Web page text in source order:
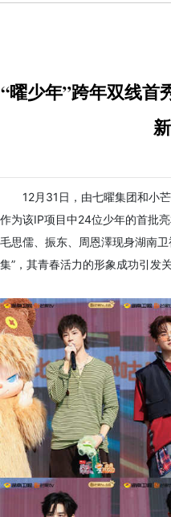
“曜少年”跨年双线首
12月31日，由七曜集团和小
作为该IP项目中24位少年的首批
毛思儒、振东、周恩澤现身湖南
集”，其青春活力的形象成功引发关